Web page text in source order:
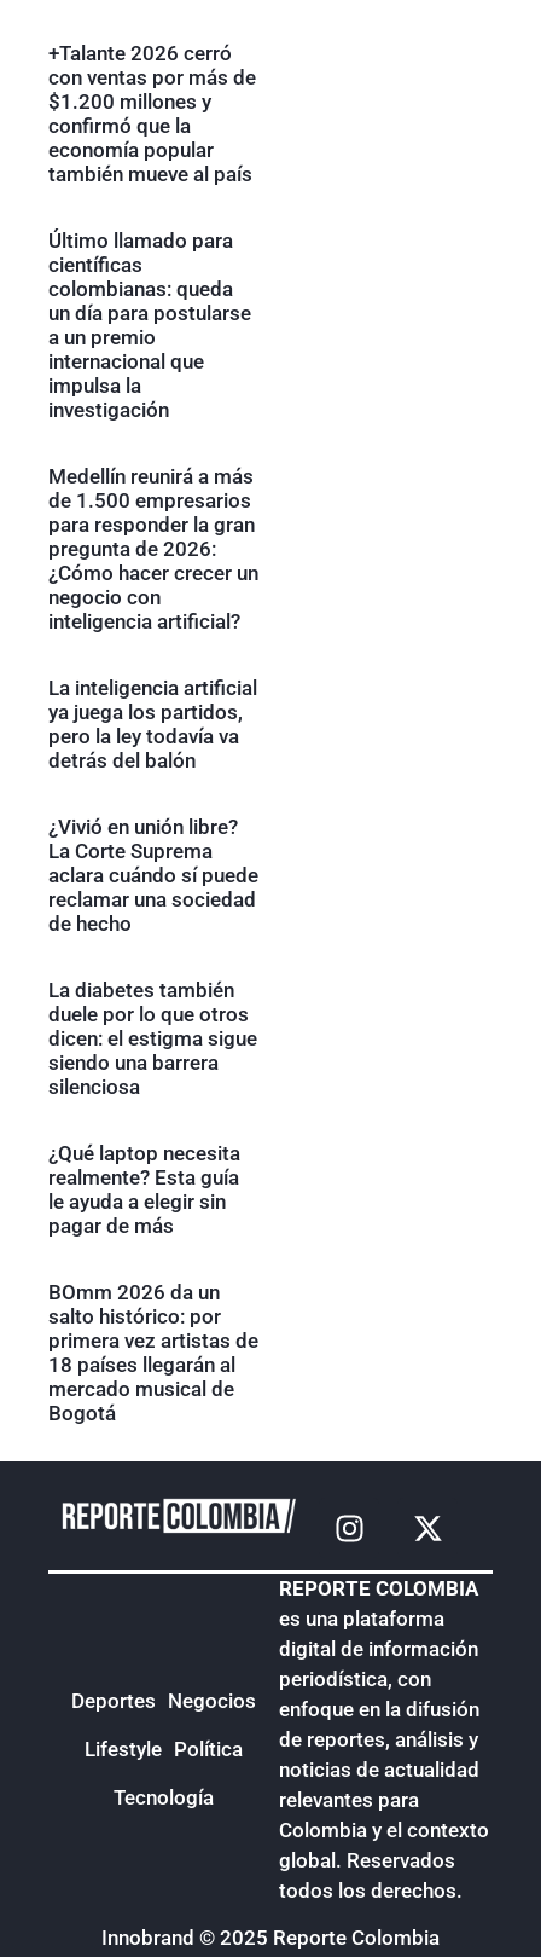
+Talante 2026 cerró
con ventas por más de
$1.200 millones y
confirmó que la
economía popular
también mueve al país
Último llamado para
científicas
colombianas: queda
un día para postularse
a un premio
internacional que
impulsa la
investigación
Medellín reunirá a más
de 1.500 empresarios
para responder la gran
pregunta de 2026:
¿Cómo hacer crecer un
negocio con
inteligencia artificial?
La inteligencia artificial
ya juega los partidos,
pero la ley todavía va
detrás del balón
¿Vivió en unión libre?
La Corte Suprema
aclara cuándo sí puede
reclamar una sociedad
de hecho
La diabetes también
duele por lo que otros
dicen: el estigma sigue
siendo una barrera
silenciosa
¿Qué laptop necesita
realmente? Esta guía
le ayuda a elegir sin
pagar de más
BOmm 2026 da un
salto histórico: por
primera vez artistas de
18 países llegarán al
mercado musical de
Bogotá
Deportes Negocios
Lifestyle Política
Tecnología
REPORTE COLOMBIA
es una plataforma
digital de información
periodística, con
enfoque en la difusión
de reportes, análisis y
noticias de actualidad
relevantes para
Colombia y el contexto
global. Reservados
todos los derechos.
Innobrand © 2025 Reporte Colombia